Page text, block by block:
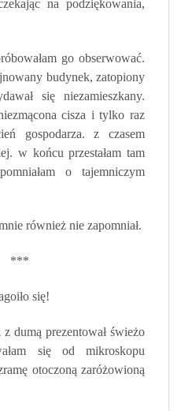
na podziękowania,
go obserwować.
budynek, zatopiony
się niezamieszkany.
cisza i tylko raz
gospodarza. z czasem
w końcu przestałam tam
o tajemniczym
również nie zapomniał.
***
się!
dumą prezentował świeżo
się od mikroskopu
otoczoną zaróżowioną